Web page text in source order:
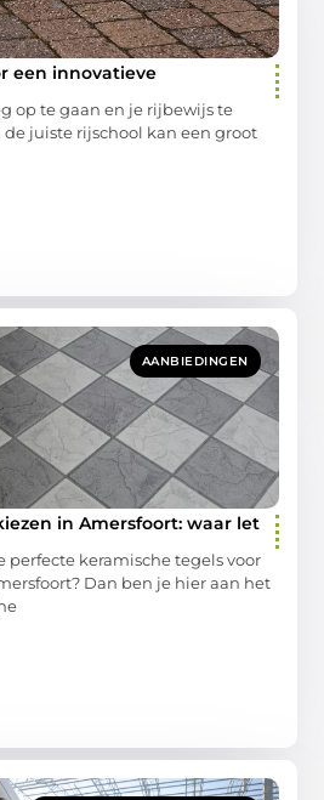
een innovatieve
op te gaan en je rijbewijs te
de juiste rijschool kan een groot
AANBIEDINGEN
in Amersfoort: waar let
perfecte keramische tegels voor
Dan ben je hier aan het